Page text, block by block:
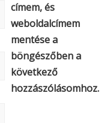
címem, és
weboldalcímem
mentése a
böngészőben a
következő
hozzászólásomhoz.